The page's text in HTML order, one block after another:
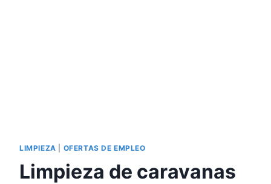
LIMPIEZA OFERTAS DE EMPLEO
Limpieza de caravanas